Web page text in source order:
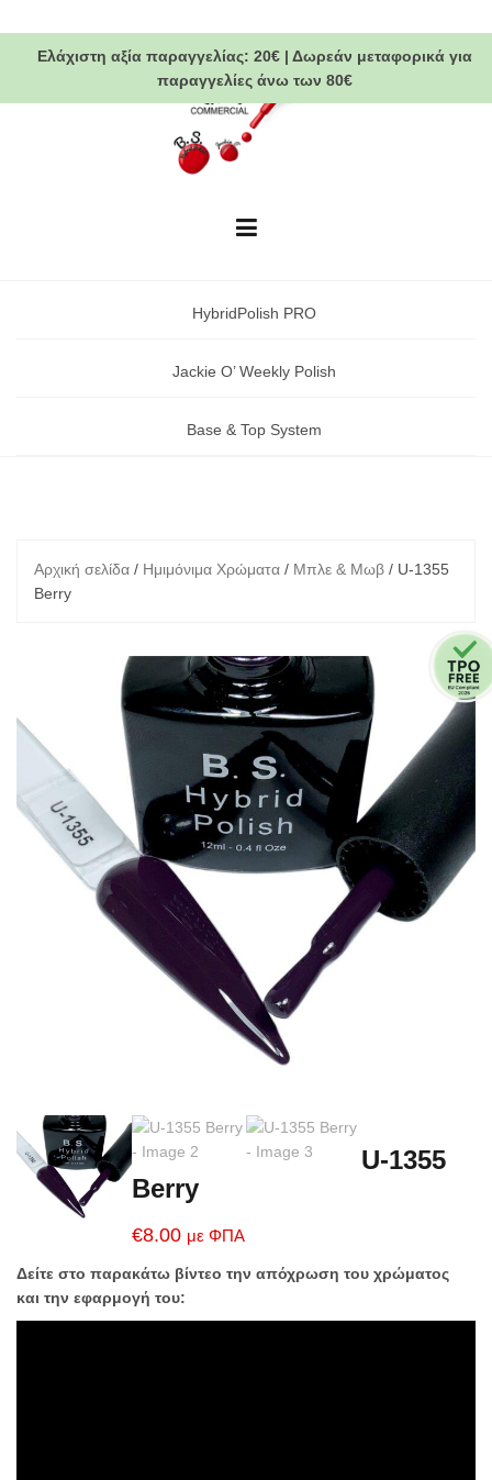
to
contentΕλάχιστη αξία παραγγελίας: 20€| Δωρεάν μεταφορικάγια
παραγγελίες άνω των 80€
HybridPolish PRO
Jackie O’ Weekly Polish
Base & Top System
Αρχική σελίδα / Ημιμόνιμα Χρώματα / Μπλε & Μωβ / U-1355
Berry
U-1355
Berry
€8.00 με ΦΠΑ
Δείτε στο παρακάτω βίντεο την απόχρωση του χρώματος
και την εφαρμογή του: